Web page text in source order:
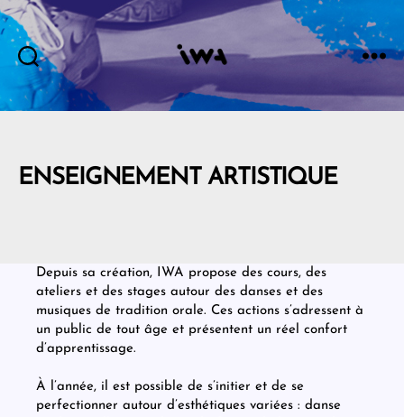
IWA
ENSEIGNEMENT ARTISTIQUE
Depuis sa création, IWA propose des cours, des
ateliers et des stages autour des danses et des
musiques de tradition orale. Ces actions s’adressent à
un public de tout âge et présentent un réel confort
d’apprentissage.
À l’année, il est possible de s’initier et de se
perfectionner autour d’esthétiques variées : danse